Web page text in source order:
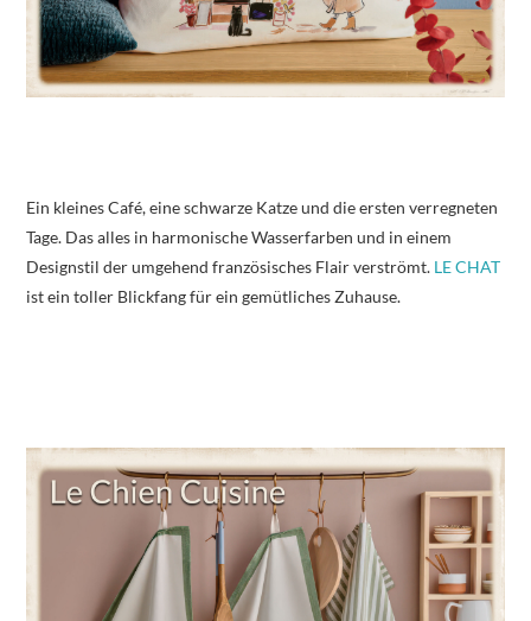
Ein kleines Café, eine schwarze Katze und die ersten verregneten
Tage. Das alles in harmonische Wasserfarben und in einem
Designstil der umgehend französisches Flair verströmt. LE CHAT
ist ein toller Blickfang für ein gemütliches Zuhause.